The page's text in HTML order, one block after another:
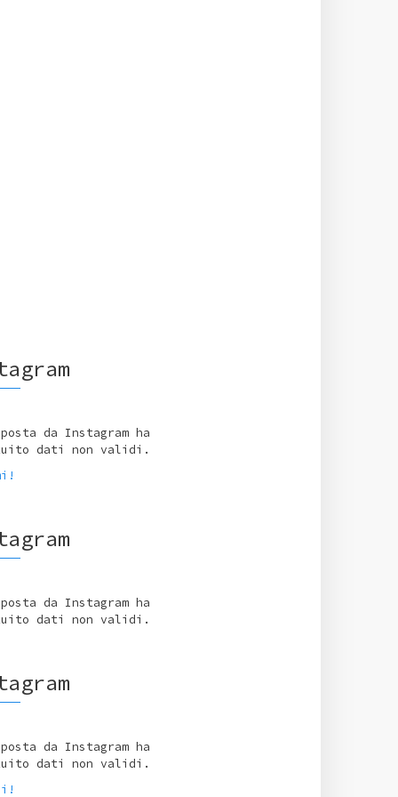
da Instagram ha
dati non validi.
da Instagram ha
dati non validi.
da Instagram ha
dati non validi.